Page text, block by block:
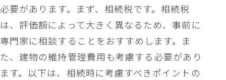
必要があります。まず、相続税です。相続税
は、評価額によって大きく異なるため、事前に
専門家に相談することをおすすめします。ま
た、建物の維持管理費用も考慮する必要があり
ます。以下は、相続時に考慮すべきポイントの